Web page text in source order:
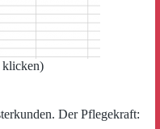
klicken)
Der Pflegekraft: